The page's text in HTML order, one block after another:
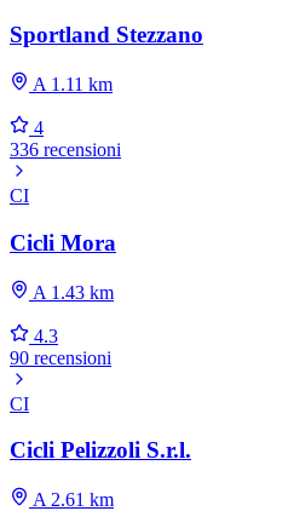
Sportland Stezzano
A 1.11 km
4
336 recensioni
CI
Cicli Mora
A 1.43 km
4.3
90 recensioni
CI
Cicli Pelizzoli S.r.l.
A 2.61 km